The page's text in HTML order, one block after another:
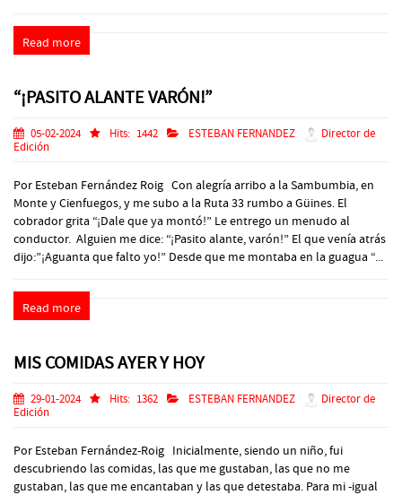
Read more
“¡PASITO ALANTE VARÓN!”
05-02-2024 Hits: 1442 ESTEBAN FERNANDEZ
Director de
Edición
Por Esteban Fernández Roig Con alegría arribo a la Sambumbia, en
Monte y Cienfuegos, y me subo a la Ruta 33 rumbo a Güines. El
cobrador grita “¡Dale que ya montó!” Le entrego un menudo al
conductor. Alguien me dice: “¡Pasito alante, varón!” El que venía atrás
dijo:”¡Aguanta que falto yo!” Desde que me montaba en la guagua “...
Read more
MIS COMIDAS AYER Y HOY
29-01-2024 Hits: 1362 ESTEBAN FERNANDEZ
Director de
Edición
Por Esteban Fernández-Roig Inicialmente, siendo un niño, fui
descubriendo las comidas, las que me gustaban, las que no me
gustaban, las que me encantaban y las que detestaba. Para mi -igual